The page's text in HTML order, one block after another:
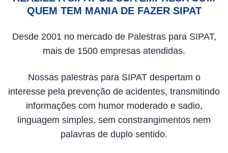
QUEM TEM MANIA DE FAZER SIPAT
Desde 2001 no mercado de Palestras para SIPAT,
mais de 1500 empresas atendidas.
Nossas palestras para SIPAT despertam o
interesse pela prevenção de acidentes, transmitindo
informações com humor moderado e sadio,
linguagem simples, sem constrangimentos nem
palavras de duplo sentido.